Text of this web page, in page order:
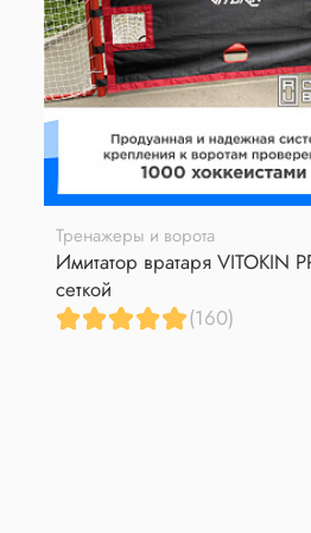
Тренажеры и ворота
Имитатор вратаря VITOKIN
сеткой
(160)